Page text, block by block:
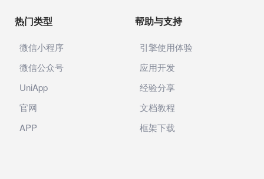
热门类型
微信小程序
微信公众号
UniApp
官网
APP
帮助与支持
引擎使用体验
应用开发
经验分享
文档教程
框架下载